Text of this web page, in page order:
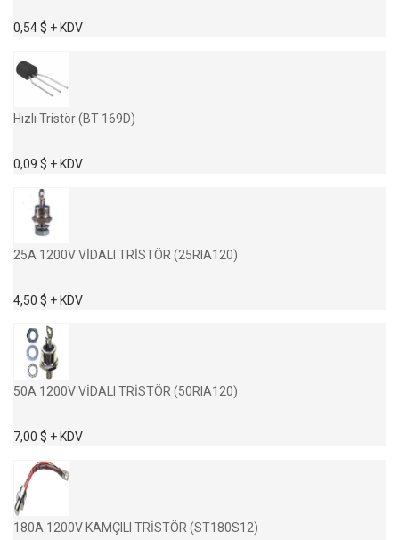
0,54 $ + KDV
Hızlı Tristör (BT 169D)
0,09 $ + KDV
25A 1200V VİDALI TRİSTÖR (25RIA120)
4,50 $ + KDV
50A 1200V VİDALI TRİSTÖR (50RIA120)
7,00 $ + KDV
180A 1200V KAMÇILI TRİSTÖR (ST180S12)